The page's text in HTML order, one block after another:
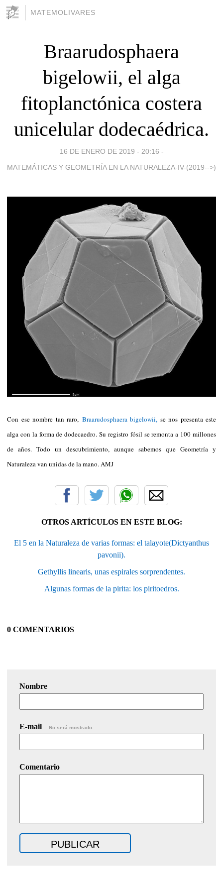
MATEMOLIVARES
Braarudosphaera
bigelowii, el alga
fitoplanctónica costera
unicelular dodecaédrica.
16 DE ENERO DE 2019 - 20:16 -
MATEMÁTICAS Y GEOMETRÍA EN LA NATURALEZA-IV-(2019-->)
Con ese nombre tan raro, Braarudosphaera bigelowii, se nos presenta este
alga con la forma de dodecaedro. Su registro fósil se remonta a 100 millones
de años. Todo un descubrimiento, aunque sabemos que Geometría y
Naturaleza van unidas de la mano. AMJ
OTROS ARTÍCULOS EN ESTE BLOG:
El 5 en la Naturaleza de varias formas: el talayote(Dictyanthus
pavonii).
Gethyllis linearis, unas espirales sorprendentes.
Algunas formas de la pirita: los piritoedros.
0 COMENTARIOS
Nombre
E-mail No será mostrado.
Comentario